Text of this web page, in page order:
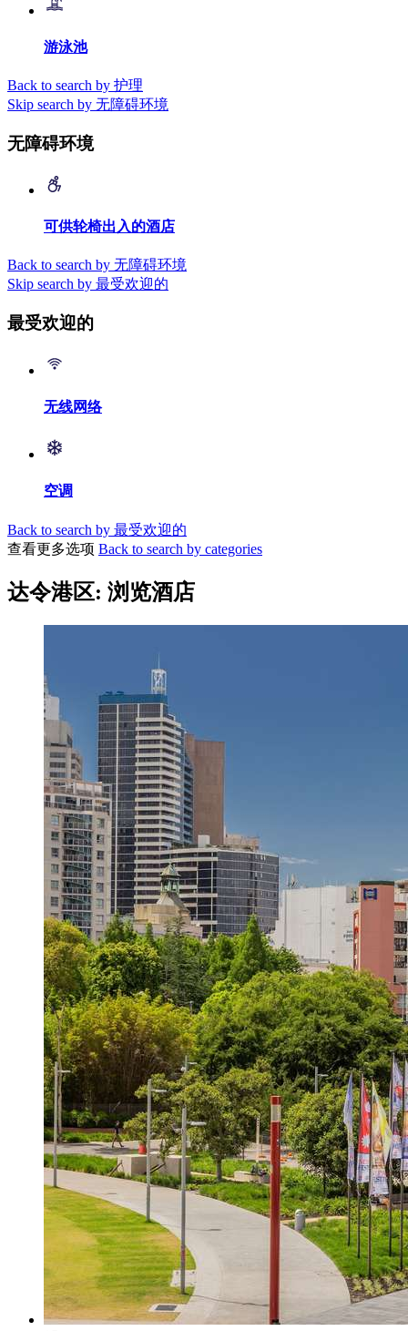
游泳池
Back to search by 护理
Skip search by 无障碍环境
无障碍环境
可供轮椅出入的酒店
Back to search by 无障碍环境
Skip search by 最受欢迎的
最受欢迎的
无线网络
空调
Back to search by 最受欢迎的
查看更多选项 Back to search by categories
达令港区: 浏览酒店